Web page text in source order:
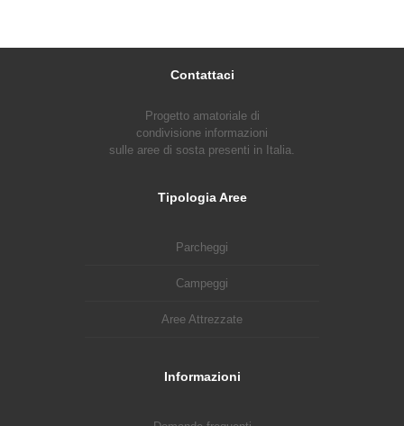
Contattaci
Progetto amatoriale di
condivisione informazioni
sulle aree di sosta presenti in Italia.
Tipologia Aree
Parcheggi
Campeggi
Aree Attrezzate
Informazioni